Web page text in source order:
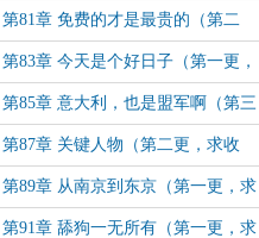
第81章 免费的才是最贵的（第二
更，求收藏）
第83章 今天是个好日子（第一更，
求收藏）
第85章 意大利，也是盟军啊（第三
更，求收藏）
第87章 关键人物（第二更，求收
藏）
第89章 从南京到东京（第一更，求
收藏）
第91章 舔狗一无所有（第一更，求